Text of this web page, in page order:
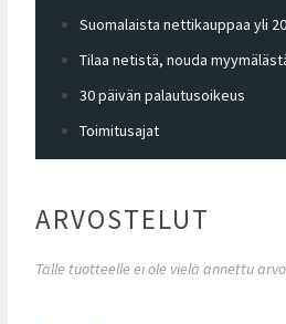
Suomalaista nettikauppaa yli
Tilaa netistä, nouda
30 päivän palautusoikeus
Toimitusajat
ARVOSTELUT
Tälle tuotteelle ei ole vielä annettu